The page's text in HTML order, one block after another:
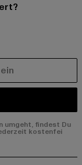
umgeht, findest Du
kostenfei